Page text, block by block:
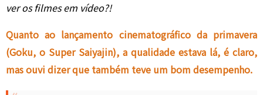
ver os filmes em vídeo?!
Quanto ao lançamento cinematográfico da primavera
(Goku, o Super Saiyajin), a qualidade estava lá, é claro,
mas ouvi dizer que também teve um bom desempenho.